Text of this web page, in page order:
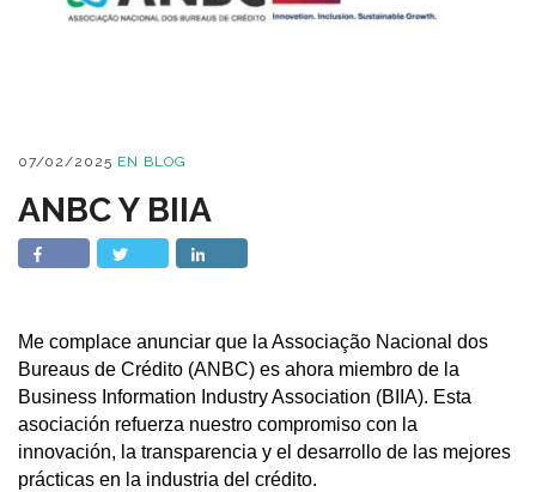
07/02/2025 EN BLOG
ANBC Y BIIA
Me complace anunciar que la Associação Nacional dos
Bureaus de Crédito (ANBC) es ahora miembro de la
Business Information Industry Association (BIIA). Esta
asociación refuerza nuestro compromiso con la
innovación, la transparencia y el desarrollo de las mejores
prácticas en la industria del crédito.